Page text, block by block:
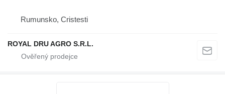
Rumunsko, Cristesti
ROYAL DRU AGRO S.R.L.